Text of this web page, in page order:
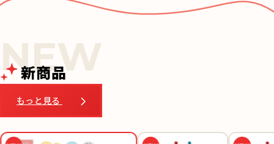
新商品
もっと見る